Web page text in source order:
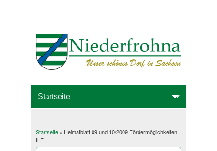
Sie sind hier
Startseite» Heimatblatt 09 und 10/2009 Fördermöglichkeiten
ILE